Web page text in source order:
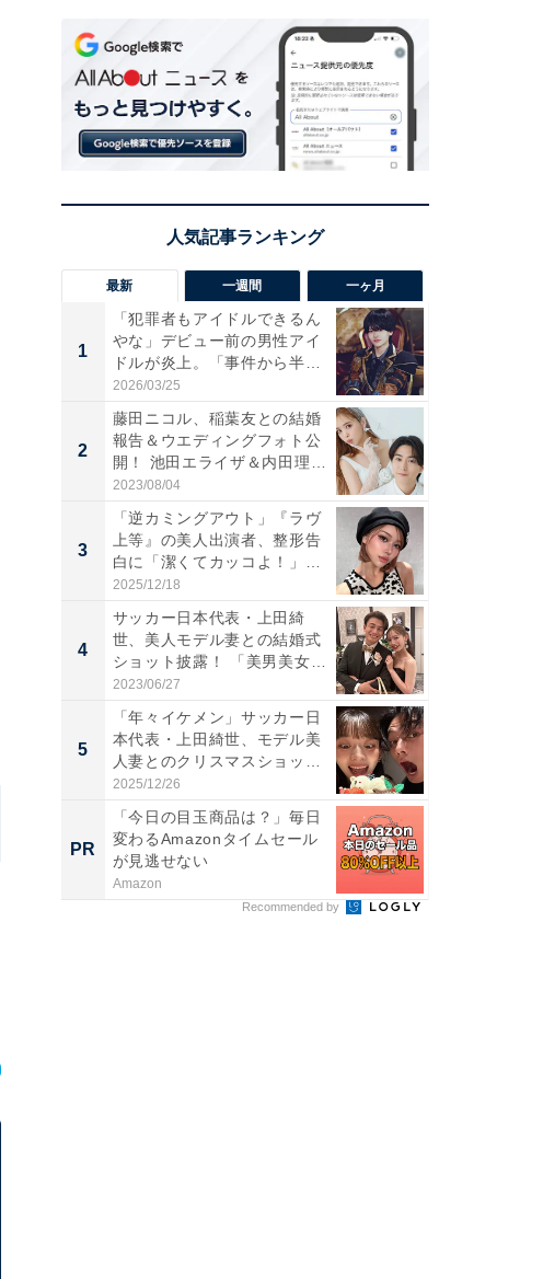
最新 一週間 一ヶ月
1
「犯罪者もアイドルできるん
やな」デビュー前の男性アイ
ドルが炎上。「事件から半年
も...
2026/03/25
2
藤田ニコル、稲葉友との結婚
報告＆ウエディングフォト公
開！ 池田エライザ＆内田理
央...
2023/08/04
3
「逆カミングアウト」『ラヴ
上等』の美人出演者、整形告
白に「潔くてカッコよ！」
「好...
2025/12/18
4
サッカー日本代表・上田綺
世、美人モデル妻との結婚式
ショット披露！ 「美男美女」
「...
2023/06/27
5
「年々イケメン」サッカー日
本代表・上田綺世、モデル美
人妻とのクリスマスショット
に...
2025/12/26
PR
「今日の目玉商品は？」毎日
変わるAmazonタイムセール
が見逃せない
Amazon
Recommended by